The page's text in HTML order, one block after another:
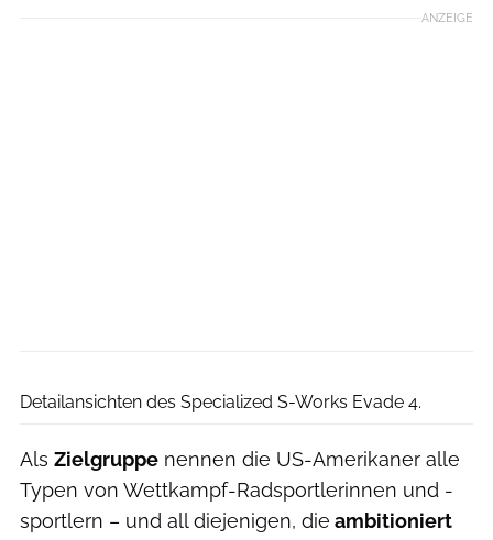
ANZEIGE
Detailansichten des Specialized S-Works Evade 4.
Als Zielgruppe nennen die US-Amerikaner alle
Typen von Wettkampf-Radsportlerinnen und -
sportlern – und all diejenigen, die ambitioniert